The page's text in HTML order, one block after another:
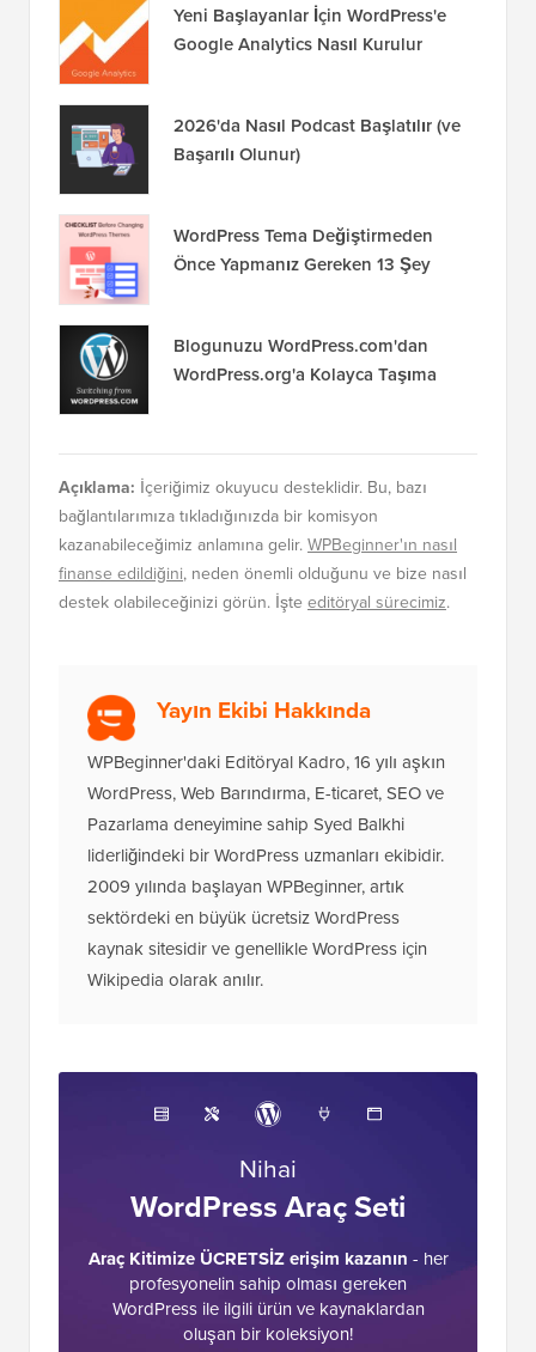
Yeni Başlayanlar İçin WordPress'e
Google Analytics Nasıl Kurulur
2026'da Nasıl Podcast Başlatılır (ve
Başarılı Olunur)
WordPress Tema Değiştirmeden
Önce Yapmanız Gereken 13 Şey
Blogunuzu WordPress.com'dan
WordPress.org'a Kolayca Taşıma
Açıklama: İçeriğimiz okuyucu desteklidir. Bu, bazı
bağlantılarımıza tıkladığınızda bir komisyon
kazanabileceğimiz anlamına gelir.WPBeginner'ın nasıl
finanse edildiğini, neden önemli olduğunu ve bize nasıl
destek olabileceğinizi görün. İşte editöryal sürecimiz.
Yayın Ekibi Hakkında
WPBeginner'daki Editöryal Kadro, 16 yılı aşkın
WordPress, Web Barındırma, E-ticaret, SEO ve
Pazarlama deneyimine sahip Syed Balkhi
liderliğindeki bir WordPress uzmanları ekibidir.
2009 yılında başlayan WPBeginner, artık
sektördeki en büyük ücretsiz WordPress
kaynak sitesidir ve genellikle WordPress için
Wikipedia olarak anılır.
Nihai
WordPress Araç Seti
Araç Kitimize ÜCRETSİZ erişim kazanın - her
profesyonelin sahip olması gereken
WordPress ile ilgili ürün ve kaynaklardan
oluşan bir koleksiyon!